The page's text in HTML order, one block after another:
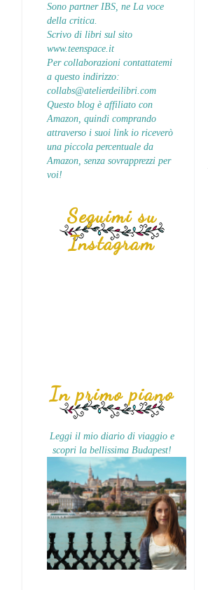
Sono partner IBS, ne La voce
della critica.
Scrivo di libri sul sito
www.teenspace.it
Per collaborazioni contattatemi
a questo indirizzo:
collabs@atelierdeilibri.com
Questo blog è affiliato con
Amazon, quindi comprando
attraverso i suoi link io riceverò
una piccola percentuale da
Amazon, senza sovrapprezzi per
voi!
Seguimi su
Instagram
In primo piano
Leggi il mio diario di viaggio e
scopri la bellissima Budapest!